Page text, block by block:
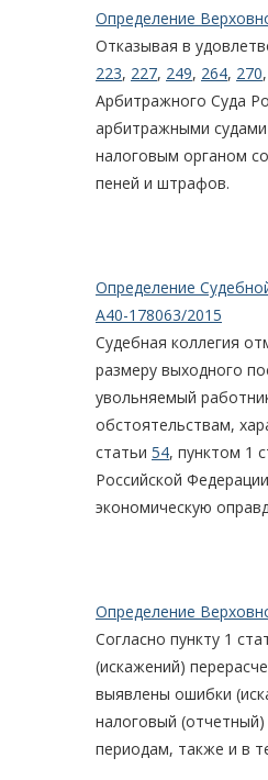
Определение
Отказывая в
223, 227, 249, 264, 270,
Арбитражного Суда
арбитражными
налоговым органом
пеней и штрафов.
Определение
А40-178063/2015
Судебная коллегия
размеру выходного
увольняемый
обстоятельствам,
статьи 54, пунктом 1
Российской
экономическую
Определение
Согласно пункту 1
(искажений)
выявлены ошибки
налоговый
периодам, также и в